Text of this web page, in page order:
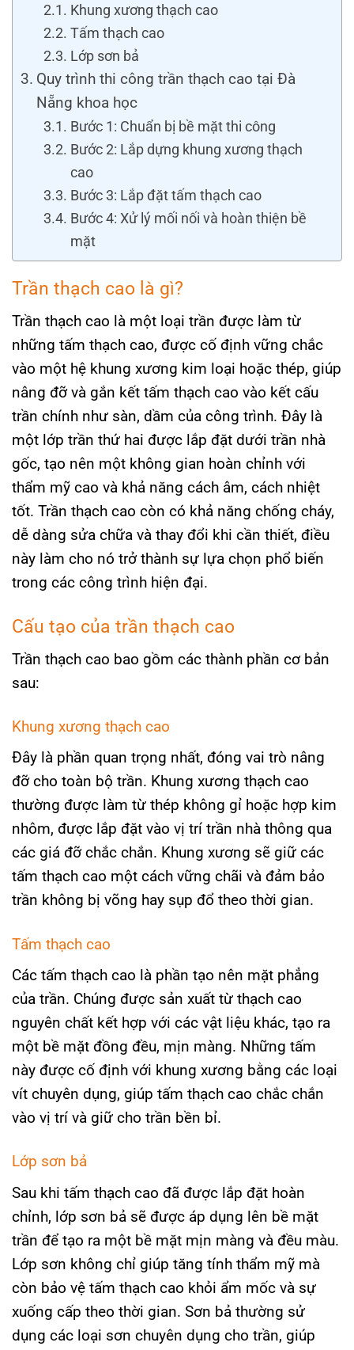
Khung xương thạch cao
Tấm thạch cao
Lớp sơn bả
Quy trình thi công trần thạch cao tại Đà
Nẵng khoa học
Bước 1: Chuẩn bị bề mặt thi công
Bước 2: Lắp dựng khung xương thạch
cao
Bước 3: Lắp đặt tấm thạch cao
Bước 4: Xử lý mối nối và hoàn thiện bề
mặt
Trần thạch cao là gì?
Trần thạch cao là một loại trần được làm từ
những tấm thạch cao, được cố định vững chắc
vào một hệ khung xương kim loại hoặc thép, giúp
nâng đỡ và gắn kết tấm thạch cao vào kết cấu
trần chính như sàn, dầm của công trình. Đây là
một lớp trần thứ hai được lắp đặt dưới trần nhà
gốc, tạo nên một không gian hoàn chỉnh với
thẩm mỹ cao và khả năng cách âm, cách nhiệt
tốt. Trần thạch cao còn có khả năng chống cháy,
dễ dàng sửa chữa và thay đổi khi cần thiết, điều
này làm cho nó trở thành sự lựa chọn phổ biến
trong các công trình hiện đại.
Cấu tạo của trần thạch cao
Trần thạch cao bao gồm các thành phần cơ bản
sau:
Khung xương thạch cao
Đây là phần quan trọng nhất, đóng vai trò nâng
đỡ cho toàn bộ trần. Khung xương thạch cao
thường được làm từ thép không gỉ hoặc hợp kim
nhôm, được lắp đặt vào vị trí trần nhà thông qua
các giá đỡ chắc chắn. Khung xương sẽ giữ các
tấm thạch cao một cách vững chãi và đảm bảo
trần không bị võng hay sụp đổ theo thời gian.
Tấm thạch cao
Các tấm thạch cao là phần tạo nên mặt phẳng
của trần. Chúng được sản xuất từ thạch cao
nguyên chất kết hợp với các vật liệu khác, tạo ra
một bề mặt đồng đều, mịn màng. Những tấm
này được cố định với khung xương bằng các loại
vít chuyên dụng, giúp tấm thạch cao chắc chắn
vào vị trí và giữ cho trần bền bỉ.
Lớp sơn bả
Sau khi tấm thạch cao đã được lắp đặt hoàn
chỉnh, lớp sơn bả sẽ được áp dụng lên bề mặt
trần để tạo ra một bề mặt mịn màng và đều màu.
Lớp sơn không chỉ giúp tăng tính thẩm mỹ mà
còn bảo vệ tấm thạch cao khỏi ẩm mốc và sự
xuống cấp theo thời gian. Sơn bả thường sử
dụng các loại sơn chuyên dụng cho trần, giúp